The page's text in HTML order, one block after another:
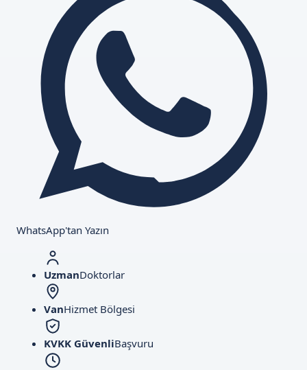
WhatsApp'tan Yazın
UzmanDoktorlar
VanHizmet Bölgesi
KVKK GüvenliBaşvuru